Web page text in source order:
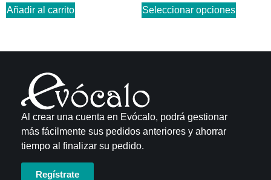
Añadir al carrito Seleccionar opciones
Al crear una cuenta en Evócalo, podrá gestionar
más fácilmente sus pedidos anteriores y ahorrar
tiempo al finalizar su pedido.
Regístrate